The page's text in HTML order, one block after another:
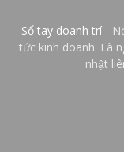
Sổ tay doanh trí -
tức kinh doanh. Là
nhật